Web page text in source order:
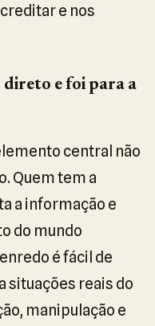
e nos
e foi para a
central não
Quem tem a
a informação e
do mundo
é fácil de
situações reais do
manipulação e